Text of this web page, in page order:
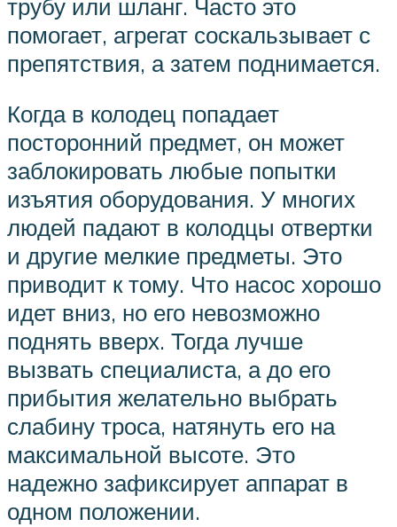
трубу или шланг. Часто это
помогает, агрегат соскальзывает с
препятствия, а затем поднимается.
Когда в колодец попадает
посторонний предмет, он может
заблокировать любые попытки
изъятия оборудования. У многих
людей падают в колодцы отвертки
и другие мелкие предметы. Это
приводит к тому. Что насос хорошо
идет вниз, но его невозможно
поднять вверх. Тогда лучше
вызвать специалиста, а до его
прибытия желательно выбрать
слабину троса, натянуть его на
максимальной высоте. Это
надежно зафиксирует аппарат в
одном положении.